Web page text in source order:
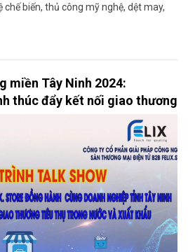
biến, thủ công mỹ nghệ, dệt may,
miền Tây Ninh 2024:
thúc đẩy kết nối giao thương